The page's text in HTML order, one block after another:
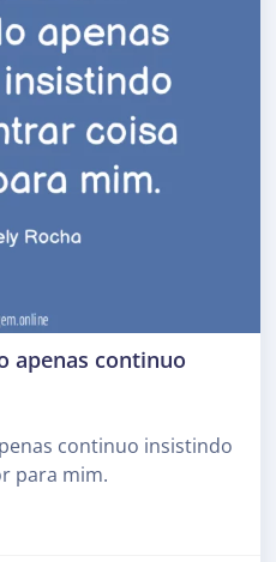
apenas continuo
continuo insistindo
para mim.